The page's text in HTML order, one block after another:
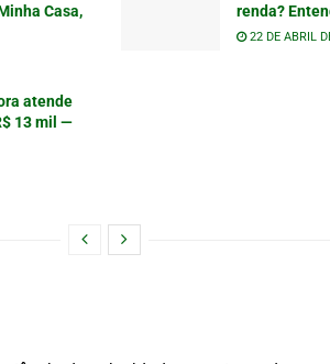
Casa,
renda?
22 DE ABRIL
atende
13 mil —